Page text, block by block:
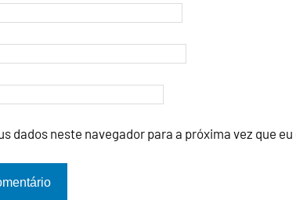
dados neste navegador para a próxima vez que